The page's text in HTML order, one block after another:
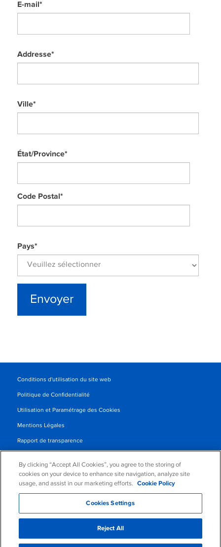
E-mail *
Addresse*
Ville*
État/Province*
Code Postal *
Pays*
Conditions d'utilisation du site web
Politique de Confidentialité
Utilisation et Paramétrage des Cookies
Mentions Légales
Rapport de transparence
Contrat de Partenariat
© 2026 KLDiscovery Ontrack - All Rights Reserved.
By clicking “Accept All Cookies”, you agree to the storing of
cookies on your device to enhance site navigation, analyze site
usage, and assist in our marketing efforts.
Cookie Policy
Cookies Settings
Reject All